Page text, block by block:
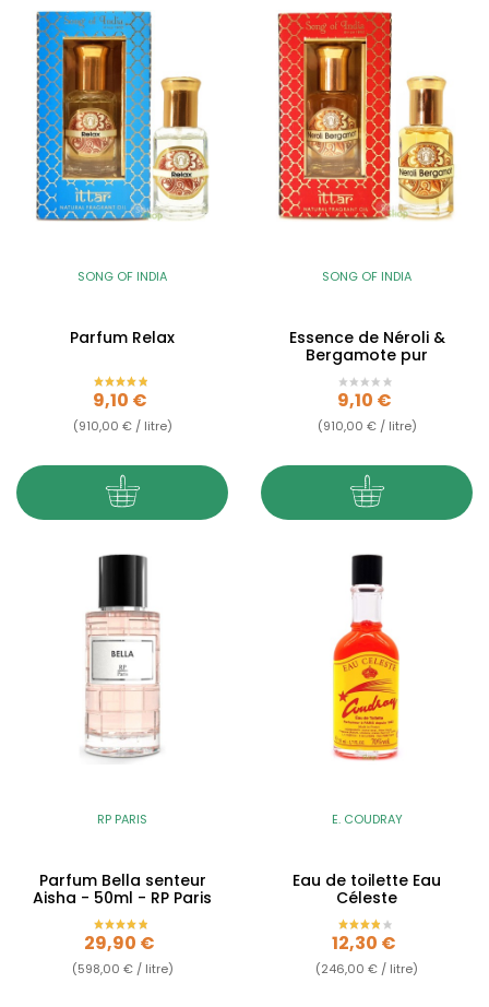
SONG OF INDIA
Parfum Relax
Prix
9,10 €
(910,00 € / litre)
SONG OF INDIA
Essence de Néroli &
Bergamote pur
Prix
9,10 €
(910,00 € / litre)
RP PARIS
Parfum Bella senteur
Aisha - 50ml - RP Paris
Prix
29,90 €
(598,00 € / litre)
E. COUDRAY
Eau de toilette Eau
Céleste
Prix
12,30 €
(246,00 € / litre)